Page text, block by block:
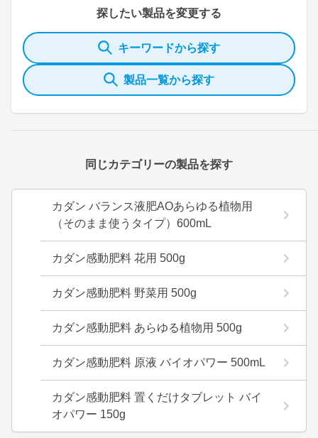
探したい製品を変更する
キーワードから探す
製品一覧から探す
同じカテゴリーの製品を探す
カダン バランス液肥AOあらゆる植物用
（そのまま使うタイプ）600mL
カダン感動肥料 花用 500g
カダン感動肥料 野菜用 500g
カダン感動肥料 あらゆる植物用 500g
カダン感動肥料 原液 バイオパワー 500mL
カダン感動肥料 置くだけタブレット バイ
オパワー 150g